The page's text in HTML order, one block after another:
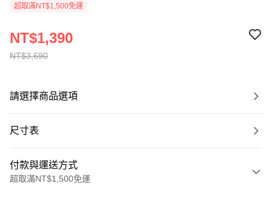
超取滿NT$1,500免運
NT$3,690
NT$1,390
請選擇商品選項
尺寸表
付款與運送方式
超取滿NT$1,500免運